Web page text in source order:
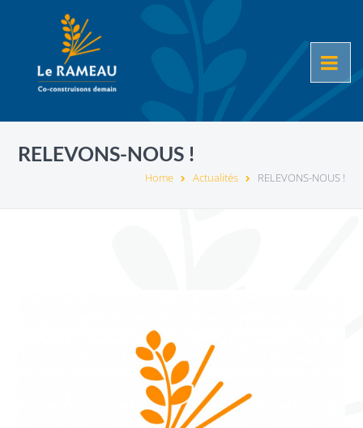
RELEVONS-NOUS !
Home Actualités RELEVONS-NOUS !